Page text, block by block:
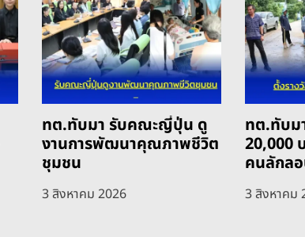
ทต.ทับมา รับคณะญี่ปุ่น ดู
งานการพัฒนาคุณภาพชีวิต
ชุมชน
3 สิงหาคม 2026
ทต.ทับม
20,000
คนลักล
3 สิงหาคม